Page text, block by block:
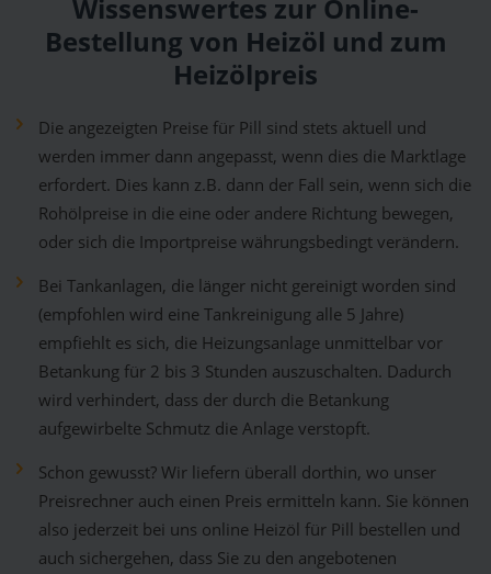
Wissenswertes zur Online-
Bestellung von Heizöl und zum
Heizölpreis
Die angezeigten Preise für Pill sind stets aktuell und
werden immer dann angepasst, wenn dies die Marktlage
erfordert. Dies kann z.B. dann der Fall sein, wenn sich die
Rohölpreise in die eine oder andere Richtung bewegen,
oder sich die Importpreise währungsbedingt verändern.
Bei Tankanlagen, die länger nicht gereinigt worden sind
(empfohlen wird eine Tankreinigung alle 5 Jahre)
empfiehlt es sich, die Heizungsanlage unmittelbar vor
Betankung für 2 bis 3 Stunden auszuschalten. Dadurch
wird verhindert, dass der durch die Betankung
aufgewirbelte Schmutz die Anlage verstopft.
Schon gewusst? Wir liefern überall dorthin, wo unser
Preisrechner auch einen Preis ermitteln kann. Sie können
also jederzeit bei uns online Heizöl für Pill bestellen und
auch sichergehen, dass Sie zu den angebotenen